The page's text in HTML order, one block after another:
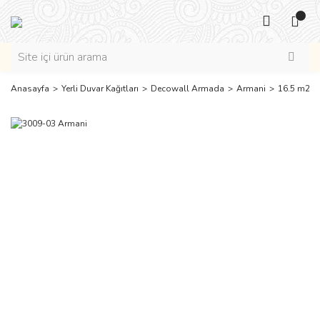
Anasayfa Yerli Duvar Kağıtları Decowall Armada Armani 16.5 m2